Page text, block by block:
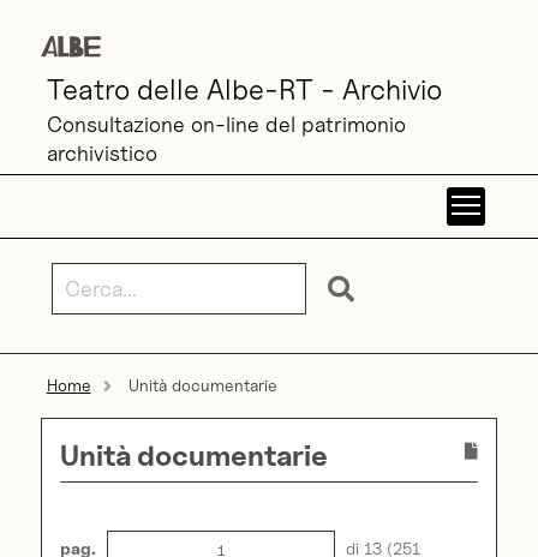
Teatro delle Albe-RT - Archivio
Consultazione on-line del patrimonio
archivistico
Home Unità documentarie
Unità documentarie
pag.
di 13 (251